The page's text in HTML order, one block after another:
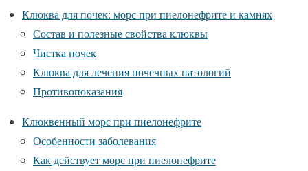
Клюква для почек: морс при пиелонефрите и камнях
Состав и полезные свойства клюквы
Чистка почек
Клюква для лечения почечных патологий
Противопоказания
Клюквенный морс при пиелонефрите
Особенности заболевания
Как действует морс при пиелонефрите